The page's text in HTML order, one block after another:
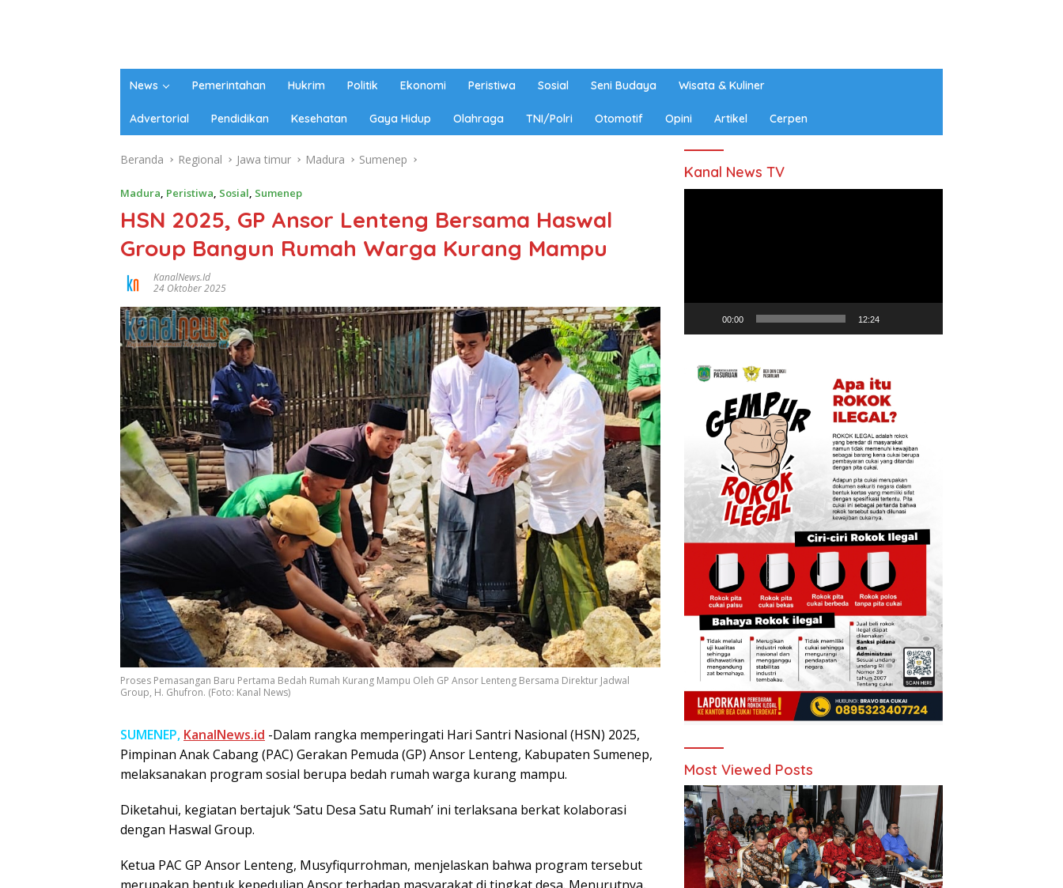
News Pemerintahan Hukrim Politik Ekonomi Peristiwa Sosial Seni Budaya Wisata & Kuliner
Advertorial Pendidikan Kesehatan Gaya Hidup Olahraga TNI/Polri Otomotif Opini Artikel Cerpen
Beranda Regional Jawa timur Madura Sumenep
Madura, Peristiwa, Sosial, Sumenep
HSN 2025, GP Ansor Lenteng Bersama Haswal
Group Bangun Rumah Warga Kurang Mampu
KanalNews.id
24 Oktober 2025
Proses Pemasangan Baru Pertama Bedah Rumah Kurang Mampu Oleh GP Ansor Lenteng Bersama Direktur Jadwal
Group, H. Ghufron. (Foto: Kanal News)
SUMENEP, KanalNews.id -Dalam rangka memperingati Hari Santri Nasional (HSN) 2025,
Pimpinan Anak Cabang (PAC) Gerakan Pemuda (GP) Ansor Lenteng, Kabupaten Sumenep,
melaksanakan program sosial berupa bedah rumah warga kurang mampu.
Diketahui, kegiatan bertajuk ‘Satu Desa Satu Rumah’ ini terlaksana berkat kolaborasi
dengan Haswal Group.
Ketua PAC GP Ansor Lenteng, Musyfiqurrohman, menjelaskan bahwa program tersebut
Kanal News TV
00:00 12:24
Most Viewed Posts